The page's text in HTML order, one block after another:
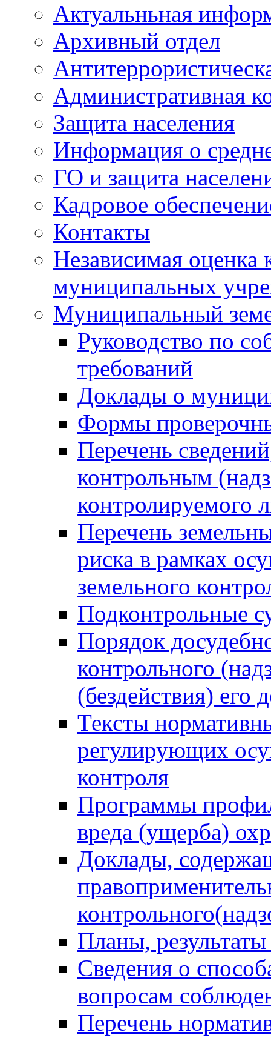
Актуальньная
Архивный отдел
Административная
Защита населения
Информация о
ГО и защита
Кадровое
Контакты
Независимая оценка
муниципальных
Муниципальный
Руководство по
требований
Доклады о
Формы
Перечень
контрольным
контролируемого
Перечень
риска в рамках
земельного
Подконтрольные
Порядок
контрольного
(бездействия)
Тексты
регулирующих
контроля
Программы
вреда (ущерба)
Доклады,
Планы,
Сведения о
вопросам
Перечень